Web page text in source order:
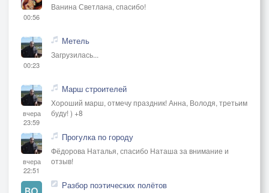
00:56
Ванина Светлана, спасибо!
00:23
Метель
Загрузилась...
вчера
23:59
Марш строителей
Хороший марш, отмечу праздник! Анна, Володя, третьим
буду! ) +8
вчера
22:51
Прогулка по городу
Фёдорова Наталья, спасибо Наташа за внимание и
отзыв!
Разбор поэтических полётов